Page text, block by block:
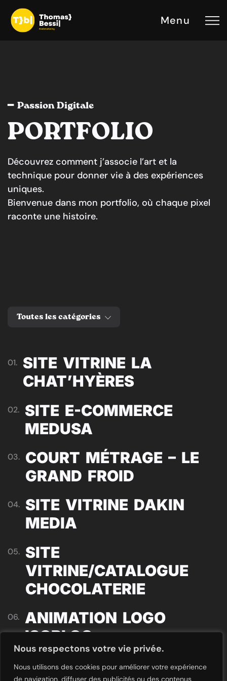
Nous respectons votre vie privée.
Nous utilisons des cookies pour améliorer votre expérience
de navigation, diffuser des publicités ou des contenus
Menu
━ Passion Digitale
PORTFOLIO
Découvrez comment j’associe l’art et la
technique pour donner vie à des expériences
uniques.
Bienvenue dans mon portfolio, où chaque pixel
raconte une histoire.
Toutes les catégories
01. SITE VITRINE LA
CHAT’HYÈRES
02. SITE E-COMMERCE
MEDUSA
03. COURT MÉTRAGE – LE
GRAND FROID
04. SITE VITRINE DAKIN
MEDIA
05. SITE
VITRINE/CATALOGUE
CHOCOLATERIE
06. ANIMATION LOGO
ISOBLOC
07. SITE VITRINE SILLANS